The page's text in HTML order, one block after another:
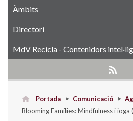
Àmbits
Directori
MdV Recicla - Contenidors
Portada Comunicació
Blooming Famílies: Mindfulness i ioga